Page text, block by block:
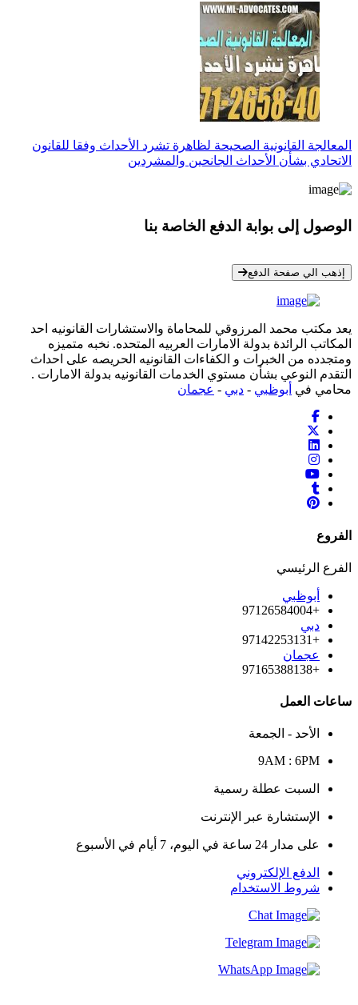
المعالجة القانونية الصحيحة لظاهرة تشرد الأحداث وفقا للقانون
الاتحادي بشأن الأحداث الجانحين والمشردين
الوصول إلى بوابة الدفع الخاصة بنا
إذهب الي صفحة الدفع
يعد مكتب محمد المرزوقي للمحاماة والاستشارات القانونيه احد
المكاتب الرائدة بدولة الامارات العربيه المتحده. نخبه متميزه
ومتجدده من الخبرات و الكفاءات القانونيه الحريصه على احداث
التقدم النوعي بشأن مستوي الخدمات القانونيه بدولة الامارات .
محامي في أبوظبي - دبي - عجمان
الفروع
الفرع الرئيسي
أبوظبي
+97126584004
دبي
+97142253131
عجمان
+97165388138
ساعات العمل
الأحد - الجمعة
9AM : 6PM
السبت عطلة رسمية
الإستشارة عبر الإنترنت
على مدار 24 ساعة في اليوم، 7 أيام في الأسبوع
الدفع الإلكتروني
شروط الاستخدام